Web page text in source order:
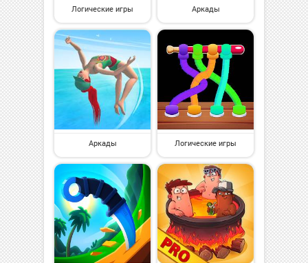
Логические игры Аркады
Аркады Логические игры